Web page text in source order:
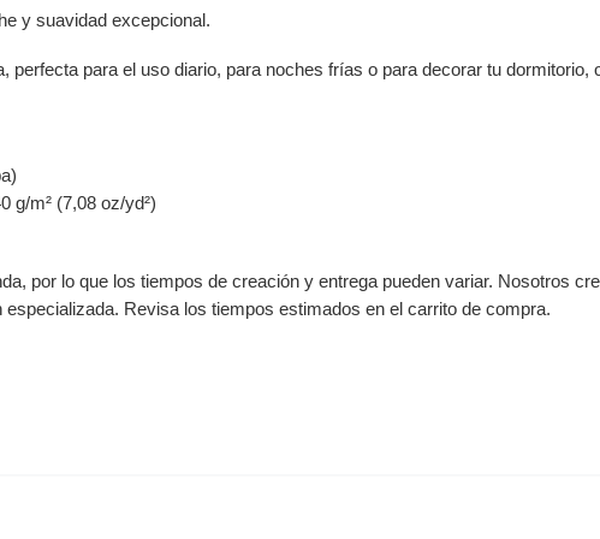
y suavidad excepcional.
para el uso diario, para noches frías o para decorar tu dormitorio,
g/m² (7,08 oz/yd²)
por lo que los tiempos de creación y entrega pueden variar. Nosotros
Revisa los tiempos estimados en el carrito de compra.